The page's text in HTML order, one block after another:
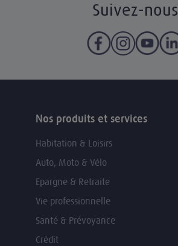
Suivez-nous
Nos produits et services
Habitation & Loisirs
Auto, Moto & Vélo
Epargne & Retraite
Vie professionnelle
Santé & Prévoyance
Crédit